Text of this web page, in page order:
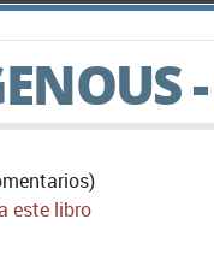
este libro